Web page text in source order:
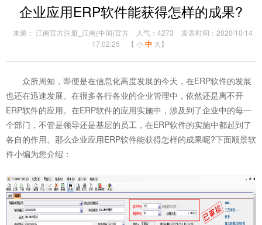
企业应用ERP软件能获得怎样的成果?
来源： 江南官方注册_江南(中国)官方 人气：4273
发表时间：2020/10/14
17:02:25
【 小 中 大】
众所周知，即便是在信息化高度发展的今天，在ERP软件的发展
也还在迅速发展。在很多各行各业的企业管理中，依然还是离不开
ERP软件的应用。在ERP软件的应用实施中，涉及到了企业中的每一
个部门，不管是领导还是基层的员工，在ERP软件的实施中都起到了
各自的作用。那么企业应用ERP软件能获得怎样的成果呢?下面顺景软
件小编为您介绍：